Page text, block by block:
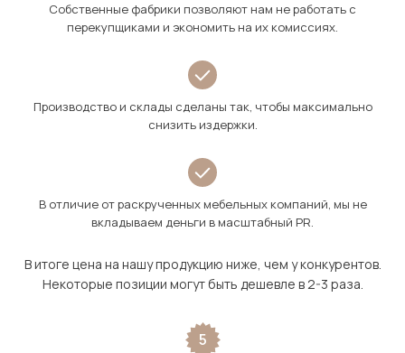
Собственные фабрики позволяют нам не работать с
перекупщиками и экономить на их комиссиях.
Производство и склады сделаны так, чтобы максимально
снизить издержки.
В отличие от раскрученных мебельных компаний, мы не
вкладываем деньги в масштабный PR.
В итоге цена на нашу продукцию ниже, чем у конкурентов.
Некоторые позиции могут быть дешевле в 2-3 раза.
5